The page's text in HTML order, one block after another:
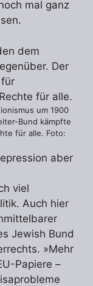
mal ganz
um 1900
Bund kämpfte
für alle. Foto:
aber
viel
Auch hier
Jewish Bund
»Mehr
Papiere –